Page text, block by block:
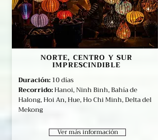
NORTE, CENTRO Y SUR
IMPRESCINDIBLE
Duración:10 días
Recorrido:Hanoi, Ninh Binh, Bahía de
Halong, Hoi An, Hue, Ho Chi Minh, Delta del
Mekong
Ver más información